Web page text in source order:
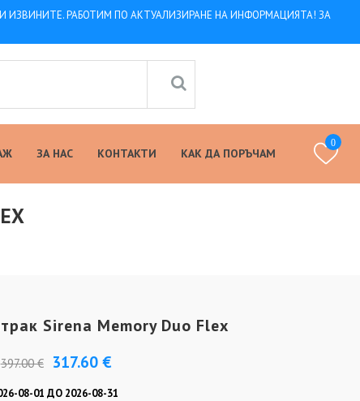
РАБОТИМ ПО АКТУАЛИЗИРАНЕ НА ИНФОРМАЦИЯТА! ЗА
ЗА НАС КОНТАКТИ КАК ДА ПОРЪЧАМ
0
Sirena Memory Duo Flex
397.00 € 317.60 €
08-01 ДО 2026-08-31